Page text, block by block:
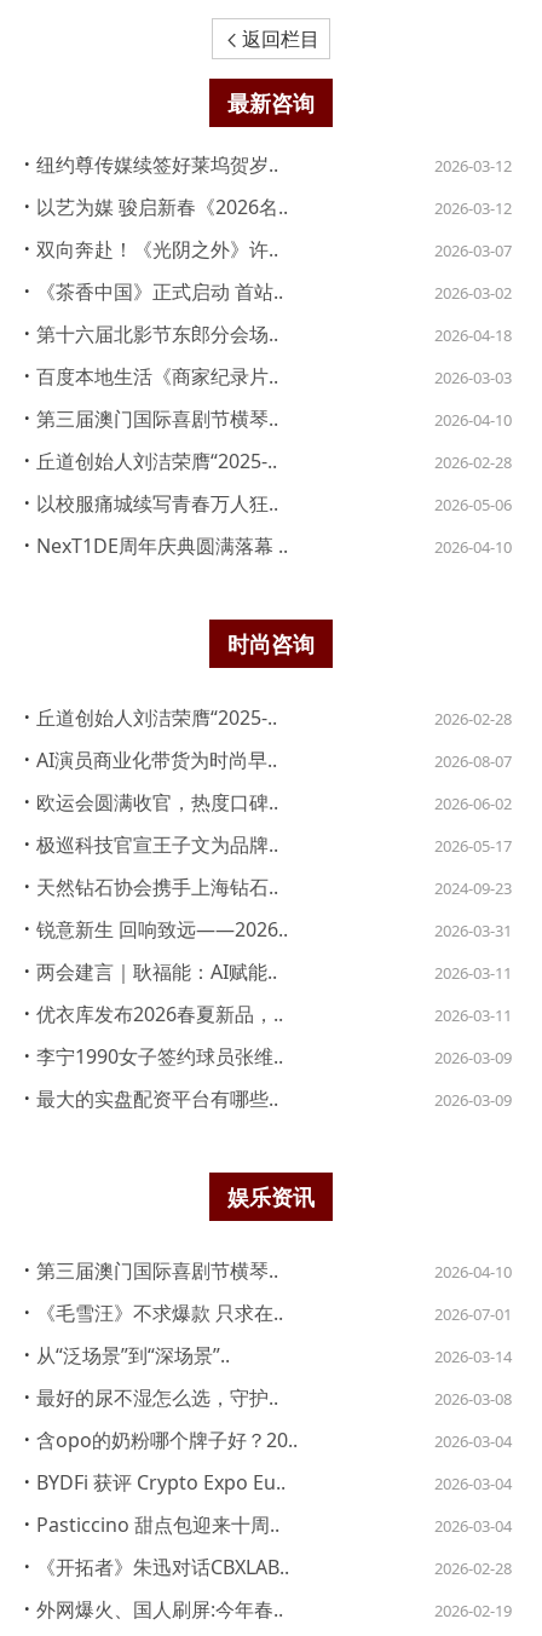
 返回栏目
最新咨询
· 纽约尊传媒续签好莱坞贺岁.. 2026-03-12
· 以艺为媒 骏启新春《2026名.. 2026-03-12
· 双向奔赴！《光阴之外》许.. 2026-03-07
· 《茶香中国》正式启动 首站.. 2026-03-02
· 第十六届北影节东郎分会场.. 2026-04-18
· 百度本地生活《商家纪录片.. 2026-03-03
· 第三届澳门国际喜剧节横琴.. 2026-04-10
· 丘道创始人刘洁荣膺“2025-.. 2026-02-28
· 以校服痛城续写青春万人狂.. 2026-05-06
· NexT1DE周年庆典圆满落幕 .. 2026-04-10
时尚咨询
· 丘道创始人刘洁荣膺“2025-.. 2026-02-28
· AI演员商业化带货为时尚早.. 2026-08-07
· 欧运会圆满收官，热度口碑.. 2026-06-02
· 极巡科技官宣王子文为品牌.. 2026-05-17
· 天然钻石协会携手上海钻石.. 2024-09-23
· 锐意新生 回响致远——2026.. 2026-03-31
· 两会建言｜耿福能：AI赋能.. 2026-03-11
· 优衣库发布2026春夏新品，.. 2026-03-11
· 李宁1990女子签约球员张维.. 2026-03-09
· 最大的实盘配资平台有哪些.. 2026-03-09
娱乐资讯
· 第三届澳门国际喜剧节横琴.. 2026-04-10
· 《毛雪汪》不求爆款 只求在.. 2026-07-01
· 从“泛场景”到“深场景”.. 2026-03-14
· 最好的尿不湿怎么选，守护.. 2026-03-08
· 含opo的奶粉哪个牌子好？20.. 2026-03-04
· BYDFi 获评 Crypto Expo Eu.. 2026-03-04
· Pasticcino 甜点包迎来十周.. 2026-03-04
· 《开拓者》朱迅对话CBXLAB.. 2026-02-28
· 外网爆火、国人刷屏:今年春.. 2026-02-19